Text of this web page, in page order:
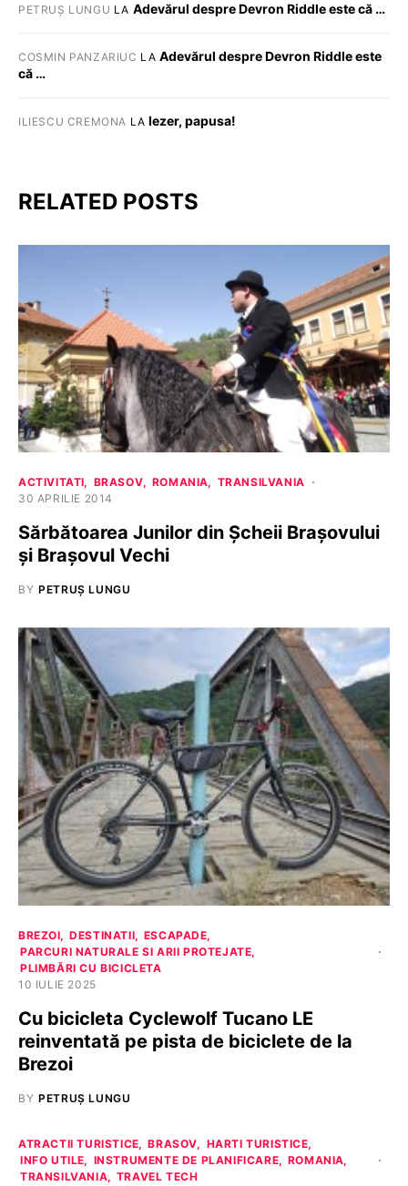
PETRUȘ LUNGU LA Adevărul despre Devron Riddle este că …
COSMIN PANZARIUC LA Adevărul despre Devron Riddle este
că …
ILIESCU CREMONA LA Iezer, papusa!
RELATED POSTS
ACTIVITATI BRASOV ROMANIA
TRANSILVANIA
30 APRILIE 2014
Sărbătoarea Junilor din Șcheii Brașovului
și Brașovul Vechi
BY PETRUȘ LUNGU
BREZOI DESTINATII
ESCAPADE
PARCURI NATURALE SI ARII PROTEJATE
PLIMBĂRI CU BICICLETA
10 IULIE 2025
Cu bicicleta Cyclewolf Tucano LE
reinventată pe pista de biciclete de la
Brezoi
BY PETRUȘ LUNGU
ATRACTII TURISTICE BRASOV
HARTI TURISTICE
INFO UTILE
INSTRUMENTE DE PLANIFICARE
ROMANIA
TRANSILVANIA
TRAVEL TECH